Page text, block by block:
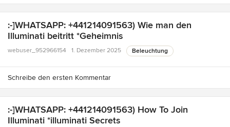
:-]WHATSAPP: +441214091563) Wie man den
Illuminati beitritt *Geheimnis
webuser_952966154 1. Dezember 2025 Beleuchtung
Schreibe den ersten Kommentar
:-]WHATSAPP: +441214091563) How To Join
Illuminati *illuminati Secrets